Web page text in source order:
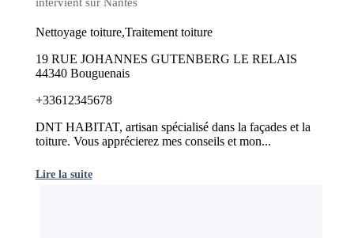
intervient sur Nantes
Nettoyage toiture,Traitement toiture
19 RUE JOHANNES GUTENBERG LE RELAIS
44340 Bouguenais
+33612345678
DNT HABITAT, artisan spécialisé dans la façades et la
toiture. Vous apprécierez mes conseils et mon...
Lire la suite